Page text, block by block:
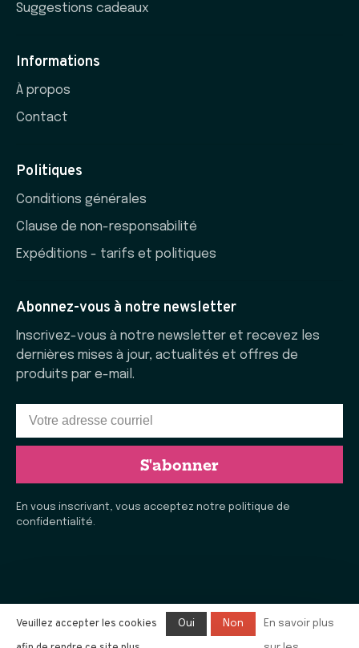
Suggestions cadeaux
Informations
À propos
Contact
Politiques
Conditions générales
Clause de non-responsabilité
Expéditions - tarifs et politiques
Abonnez-vous à notre newsletter
Inscrivez-vous à notre newsletter et recevez les
dernières mises à jour, actualités et offres de
produits par e-mail.
S'abonner
En vous inscrivant, vous acceptez notre politique de
confidentialité.
Veuillez accepter les cookies
Oui Non En savoir plus